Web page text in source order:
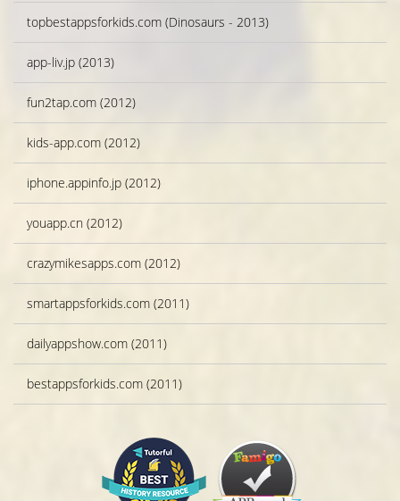
topbestappsforkids.com (Dinosaurs - 2013)
app-liv.jp (2013)
fun2tap.com (2012)
kids-app.com (2012)
iphone.appinfo.jp (2012)
youapp.cn (2012)
crazymikesapps.com (2012)
smartappsforkids.com (2011)
dailyappshow.com (2011)
bestappsforkids.com (2011)